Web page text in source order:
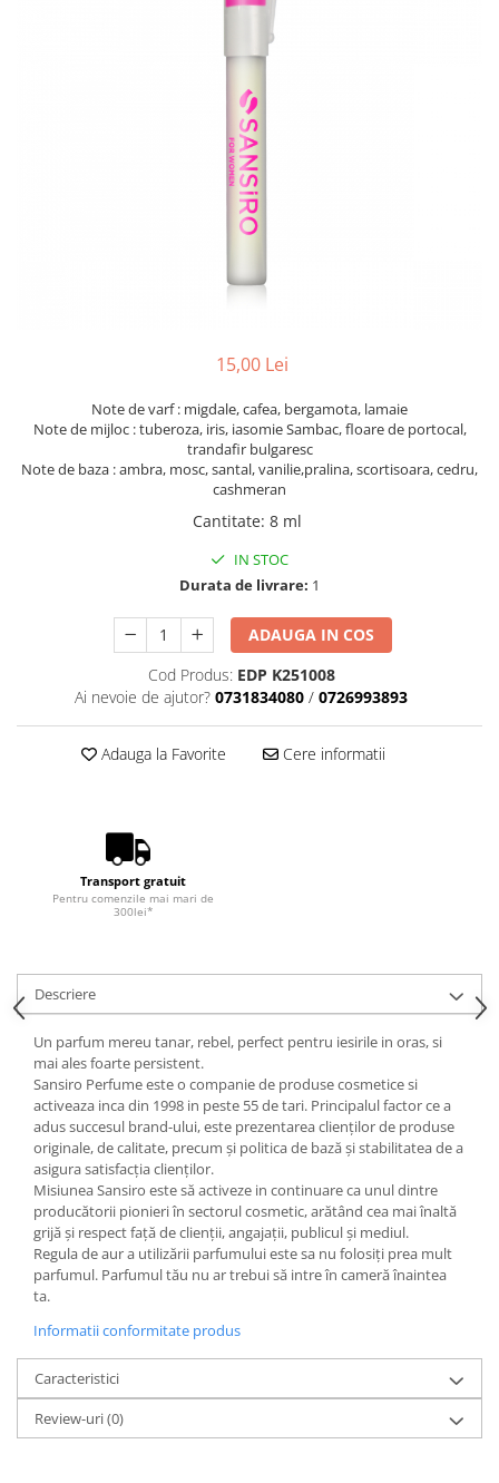
15,00 Lei
Note de varf : migdale, cafea, bergamota, lamaie
Note de mijloc : tuberoza, iris, iasomie Sambac, floare de portocal,
trandafir bulgaresc
Note de baza : ambra, mosc, santal, vanilie,pralina, scortisoara, cedru,
cashmeran
Cantitate: 8 ml
IN STOC
Durata de livrare: 1
ADAUGA IN COS
Cod Produs: EDP K251008
Ai nevoie de ajutor? 0731834080 / 0726993893
Adauga la Favorite Cere informatii
Transport gratuit
Pentru comenzile mai mari de
300lei*
Descriere
Un parfum mereu tanar, rebel, perfect pentru iesirile in oras, si
mai ales foarte persistent.
Sansiro Perfume este o companie de produse cosmetice si
activeaza inca din 1998 in peste 55 de tari. Principalul factor ce a
adus succesul brand-ului, este prezentarea clienților de produse
originale, de calitate, precum și politica de bază și stabilitatea de a
asigura satisfacția clienților.
Misiunea Sansiro este să activeze in continuare ca unul dintre
producătorii pionieri în sectorul cosmetic, arătând cea mai înaltă
grijă și respect față de clienții, angajații, publicul și mediul.
Regula de aur a utilizării parfumului este sa nu folosiți prea mult
parfumul. Parfumul tău nu ar trebui să intre în cameră înaintea
ta.
Informatii conformitate produs
Caracteristici
Review-uri(0)